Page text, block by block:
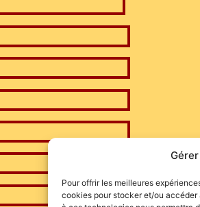
Pour offrir les meilleures
cookies pour stocker et/ou